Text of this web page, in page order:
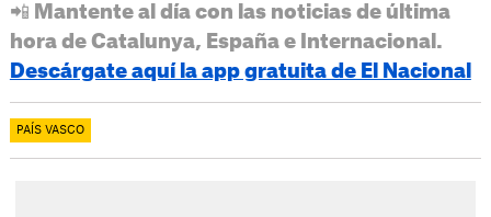
📲 Mantente al día con las noticias de última
hora de Catalunya, España e Internacional.
Descárgate aquí la app gratuita de El Nacional
PAÍS VASCO